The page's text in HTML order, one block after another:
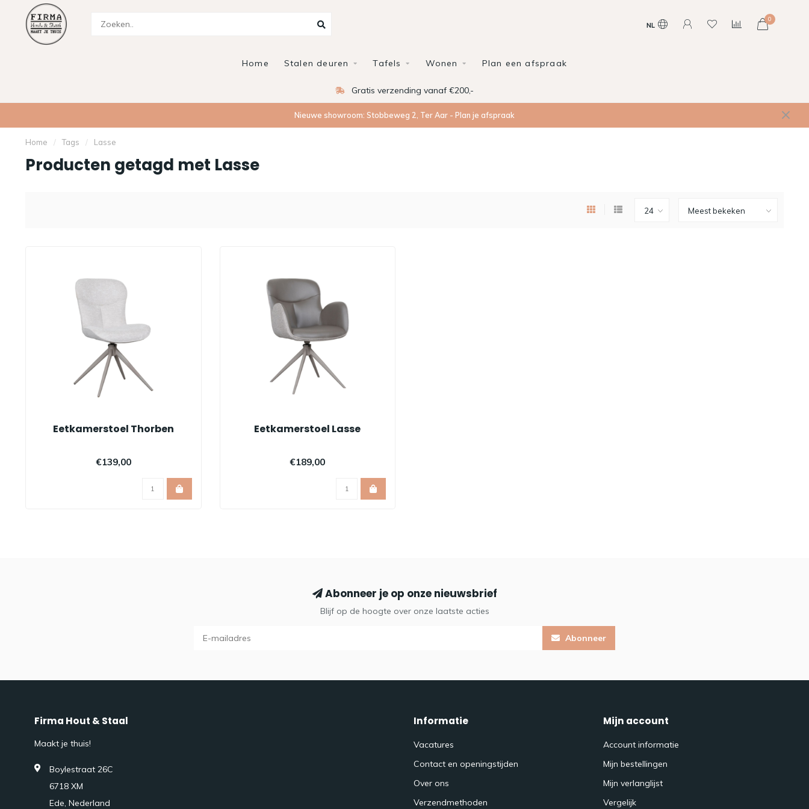
NL
0
Home Stalen deuren Tafels Wonen Plan een afspraak
Gratis verzending vanaf €200,-
Nieuwe showroom: Stobbeweg 2, Ter Aar - Plan je afspraak
Home / Tags / Lasse
Producten getagd met Lasse
Eetkamerstoel Thorben
€139,00
Eetkamerstoel Lasse
€189,00
Abonneer je op onze nieuwsbrief
Blijf op de hoogte over onze laatste acties
Abonneer
Firma Hout & Staal
Maakt je thuis!
Boylestraat 26C
6718 XM
Ede, Nederland
Informatie
Vacatures
Contact en openingstijden
Over ons
Verzendmethoden
Mijn account
Account informatie
Mijn bestellingen
Mijn verlanglijst
Vergelijk